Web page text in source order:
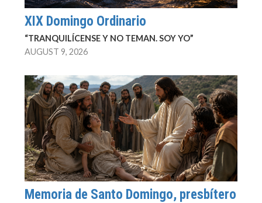
XIX Domingo Ordinario
“TRANQUILÍCENSE Y NO TEMAN. SOY YO”
AUGUST 9, 2026
Memoria de Santo Domingo, presbítero